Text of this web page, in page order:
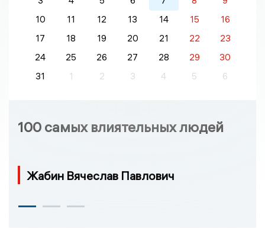
10
11 12 13 14 15
16
17
18 19 20 21 22
23
24
25 26 27 28 29
30
31
1 2 3 4 5 6
100 самых влиятельных людей
Жабин Вячеслав Павлович